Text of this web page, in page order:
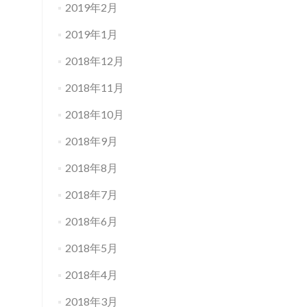
2019年2月
2019年1月
2018年12月
2018年11月
2018年10月
2018年9月
2018年8月
2018年7月
2018年6月
2018年5月
2018年4月
2018年3月